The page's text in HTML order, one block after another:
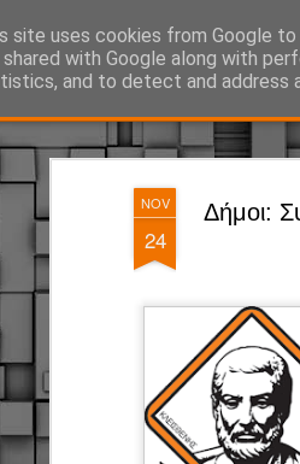
NOV
24
Δήμοι:
site uses cookies from Google
shared with Google along with
and to detect and address
τα νέα!